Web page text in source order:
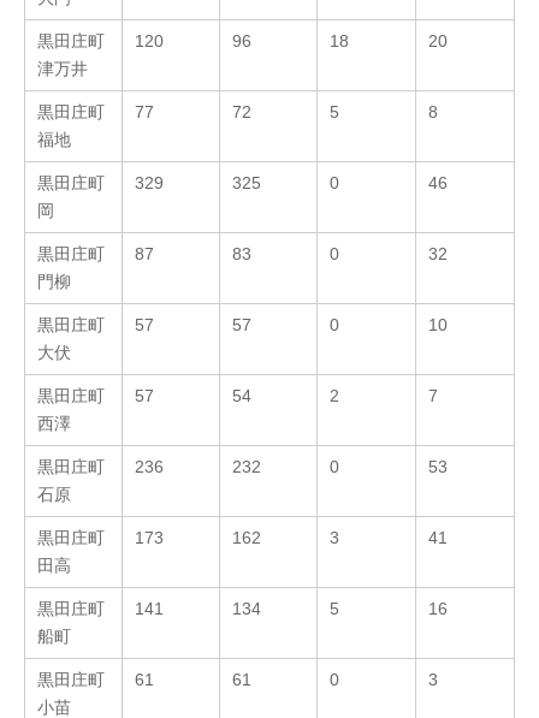
黒田庄町
津万井
120 96 18 20
黒田庄町
福地
77 72 5 8
黒田庄町
岡
329 325 0 46
黒田庄町
門柳
87 83 0 32
黒田庄町
大伏
57 57 0 10
黒田庄町
西澤
57 54 2 7
黒田庄町
石原
236 232 0 53
黒田庄町
田高
173 162 3 41
黒田庄町
船町
141 134 5 16
黒田庄町
小苗
61 61 0 3